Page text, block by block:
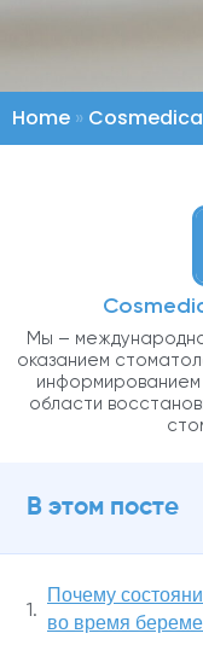
Home »
Мы –
оказанием
области
В этом посте
Почему
во время